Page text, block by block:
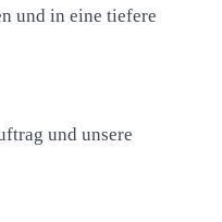
und in eine tiefere
und unsere